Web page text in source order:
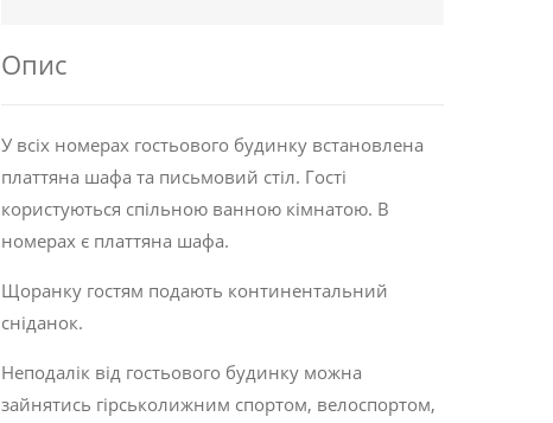
Опис
У всіх номерах гостьового будинку встановлена
платтяна шафа та письмовий стіл. Гості
користуються спільною ванною кімнатою. В
номерах є платтяна шафа.
Щоранку гостям подають континентальний
сніданок.
Неподалік від гостьового будинку можна
зайнятись гірськолижним спортом, велоспортом,